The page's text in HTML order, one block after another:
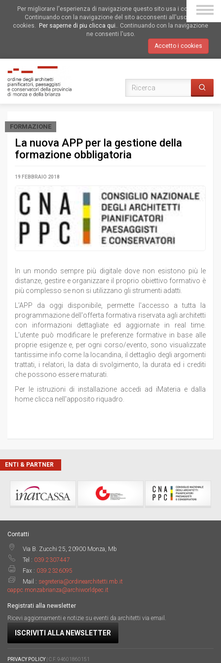
Per migliorare l'esperienza di navigazione questo sito usa i cookies.
Continuando con la navigazione del sito acconsenti all'uso dei
cookies.
Per saperne di piu clicca qui.. Continuando con la navigazione
ne consenti l'uso.
Accetto i cookies
FORMAZIONE
La nuova APP per la gestione della
formazione obbligatoria
19 FEBBRAIO 2018
In un mondo sempre più digitale dove non esistono più le
distanze, gestire e organizzare il proprio obiettivo formativo è
più complesso se non si utilizzano gli strumenti adatti.
L’APP da oggi disponibile, permette l'accesso a tutta la
programmazione dell'offerta formativa riservata agli architetti
con informazioni dettagliate ed aggiornate in real time.
L’utente può modificare le preferenze formative in base alle
proprie esigenze e, per ogni corso/evento, sono visualizzate
tantissime info come la locandina, il dettaglio degli argomenti
trattati, i relatori, la data di svolgimento, la durata ed i crediti
che possono essere maturati.
Per le istruzioni di installazione accedi ad iMateria e dalla
home clicca nell'apposito riquadro.
ENTI & PARTNER
Contatti
Via B. Zucchi 25, 20900 Monza, Mb
Tel : 039.2307447
Fax : 039.2326095
Mail : segreteria@ordinearchitetti.mb.it
oappc.monzabrianza@archiworldpec.it
Registrati alla newsletter
Ricevi aggiornamenti e notizie su eventi da architetti via email.
ISCRIVITI ALLA NEWSLETTER
PRIVACY POLICY| C.F. 94601860151